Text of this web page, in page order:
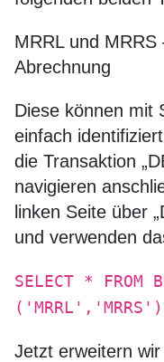
MRRL und
Abrechnung
Diese können mit
einfach
die Transaktion
navigieren
linken Seite über
und verwenden
SELECT * FROM
('MRRL','MRRS')
Jetzt erweitern